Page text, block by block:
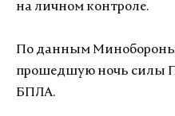
на личном контроле.
По данным Минобороны
прошедшую ночь силы
БПЛА.